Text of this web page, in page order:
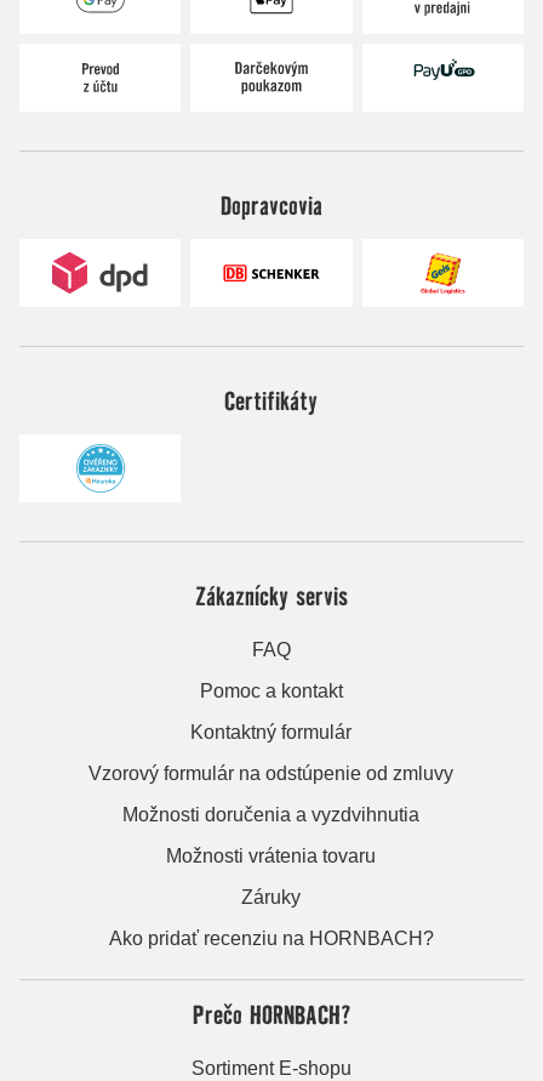
Dopravcovia
Certifikáty
Zákaznícky servis
FAQ
Pomoc a kontakt
Kontaktný formulár
Vzorový formulár na odstúpenie od zmluvy
Možnosti doručenia a vyzdvihnutia
Možnosti vrátenia tovaru
Záruky
Ako pridať recenziu na HORNBACH?
Prečo HORNBACH?
Sortiment E-shopu